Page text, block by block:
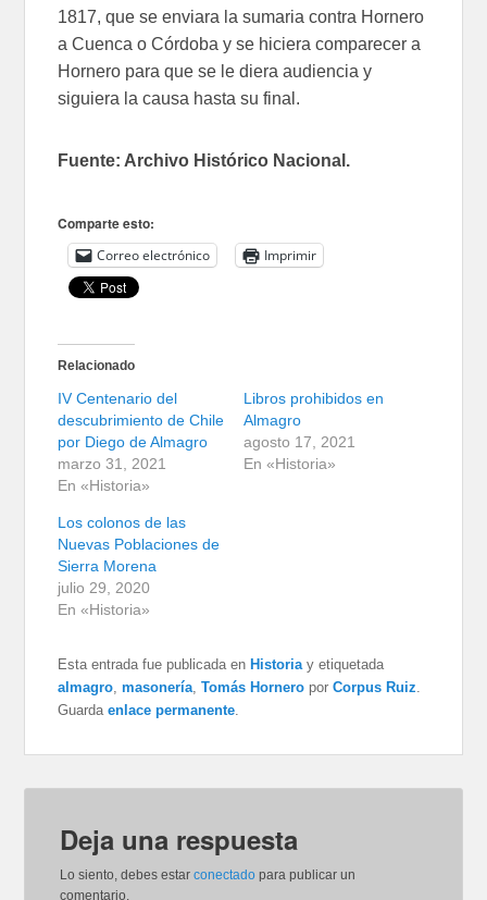
1817, que se enviara la sumaria contra Hornero
a Cuenca o Córdoba y se hiciera comparecer a
Hornero para que se le diera audiencia y
siguiera la causa hasta su final.
Fuente: Archivo Histórico Nacional.
Comparte esto:
Correo electrónico Imprimir
Relacionado
IV Centenario del
descubrimiento de Chile
por Diego de Almagro
marzo 31, 2021
En «Historia»
Libros prohibidos en
Almagro
agosto 17, 2021
En «Historia»
Los colonos de las
Nuevas Poblaciones de
Sierra Morena
julio 29, 2020
En «Historia»
Esta entrada fue publicada en Historia y etiquetada
almagro ,masonería ,Tomás Hornero porCorpus Ruiz
Guardaenlace permanente
Deja una respuesta
Lo siento, debes estarconectado para publicar un
comentario.